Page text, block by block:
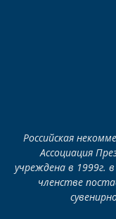
Российская
Ассоциация
учреждена в 1999г.
членстве